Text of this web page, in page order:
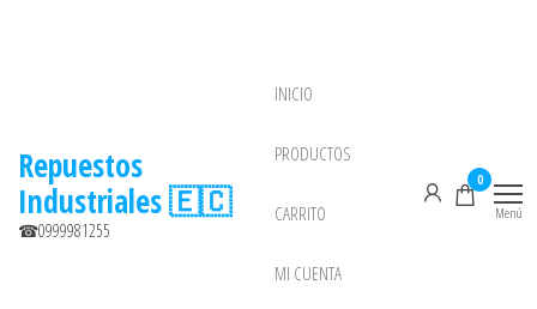
Repuestos
Industriales 🇪🇨
☎0999981255
INICIO
PRODUCTOS
CARRITO
MI CUENTA
0
Menú